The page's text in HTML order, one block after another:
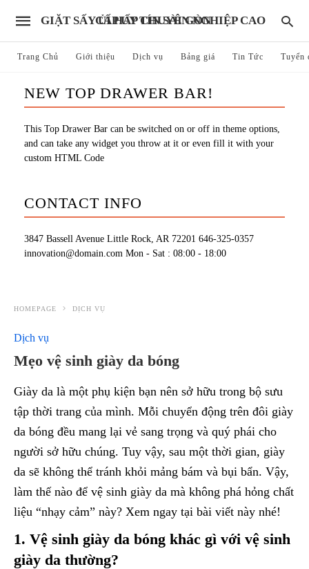
GIẶT SẤY ỦI HẤP CHUYÊN NGHIỆP CAO CẤP UY TÍN SÀI GÒN
Trang Chủ Giới thiệu Dịch vụ Bảng giá Tin Tức Tuyển
NEW TOP DRAWER BAR!
This Top Drawer Bar can be switched on or off in theme options,
and can take any widget you throw at it or even fill it with your
custom HTML Code
CONTACT INFO
3847 Bassell Avenue Little Rock, AR 72201 646-325-0357
innovation@domain.com Mon - Sat : 08:00 - 18:00
HOMEPAGE DỊCH VỤ
Dịch vụ
Mẹo vệ sinh giày da bóng
Giày da là một phụ kiện bạn nên sở hữu trong bộ sưu
tập thời trang của mình. Mỗi chuyển động trên đôi giày
da bóng đều mang lại vẻ sang trọng và quý phái cho
người sở hữu chúng. Tuy vậy, sau một thời gian, giày
da sẽ không thể tránh khỏi mảng bám và bụi bẩn. Vậy,
làm thế nào để vệ sinh giày da mà không phá hỏng chất
liệu “nhạy cảm” này? Xem ngay tại bài viết này nhé!
1. Vệ sinh giày da bóng khác gì với vệ sinh
giày da thường?